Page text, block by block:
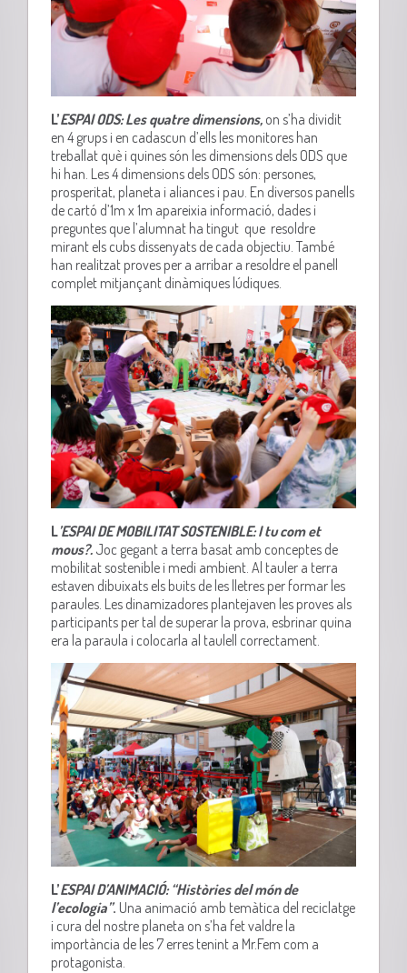
L’ESPAI ODS: Les quatre dimensions, on s’ha dividit
en 4 grups i en cadascun d’ells les monitores han
treballat què i quines són les dimensions dels ODS que
hi han. Les 4 dimensions dels ODS són: persones,
prosperitat, planeta i aliances i pau. En diversos panells
de cartó d’1m x 1m apareixia informació, dades i
preguntes que l’alumnat ha tingut que resoldre
mirant els cubs dissenyats de cada objectiu. També
han realitzat proves per a arribar a resoldre el panell
complet mitjançant dinàmiques lúdiques.
L’ESPAI DE MOBILITAT SOSTENIBLE: I tu com et
mous?. Joc gegant a terra basat amb conceptes de
mobilitat sostenible i medi ambient. Al tauler a terra
estaven dibuixats els buits de les lletres per formar les
paraules. Les dinamizadores plantejaven les proves als
participants per tal de superar la prova, esbrinar quina
era la paraula i colocarla al taulell correctament.
L’ESPAI D’ANIMACIÓ: “Històries del món de
l’ecologia”. Una animació amb temàtica del reciclatge
i cura del nostre planeta on s’ha fet valdre la
importància de les 7 erres tenint a Mr.Fem com a
protagonista.